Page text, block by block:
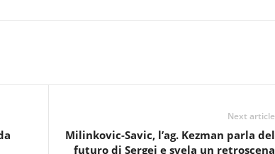
Next article
Milinkovic-Savic, l’ag. Kezman parla del
futuro di Sergej e svela un retroscena